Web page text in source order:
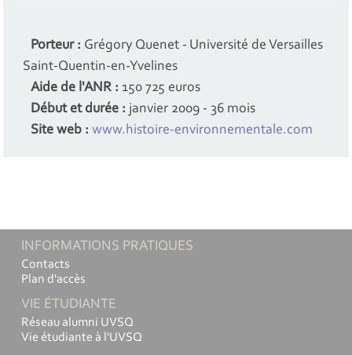
Porteur : Grégory Quenet - Université de Versailles
Saint-Quentin-en-Yvelines
Aide de l'ANR : 150 725 euros
Début et durée : janvier 2009 - 36 mois
Site web : www.histoire-environnementale.com
INFORMATIONS PRATIQUES
Contacts
Plan d'accès
VIE ÉTUDIANTE
Réseau alumni UVSQ
Vie étudiante à l'UVSQ